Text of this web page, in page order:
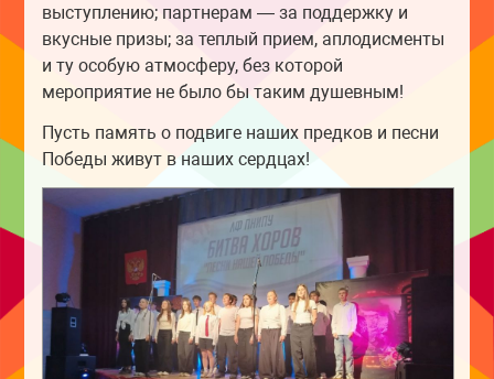
выступлению; партнерам — за поддержку и
вкусные призы; за теплый прием, аплодисменты
и ту особую атмосферу, без которой
мероприятие не было бы таким душевным!
Пусть память о подвиге наших предков и песни
Победы живут в наших сердцах!